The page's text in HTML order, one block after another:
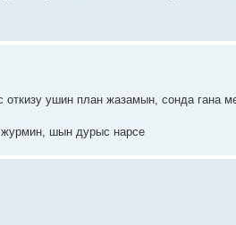
ушин план жазамын, сонда гана
шын дурыс нарсе